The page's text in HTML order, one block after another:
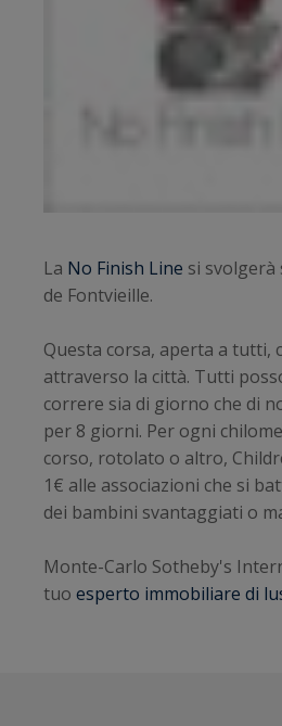
La No Finish Line si
de Fontvieille.
Questa corsa, aperta a tutti,
attraverso la città. Tutti
correre sia di giorno che di
per 8 giorni. Per ogni
corso, rotolato o altro,
1€ alle associazioni che si
dei bambini svantaggiati o
Monte-Carlo Sotheby's
tuo esperto immobiliare di